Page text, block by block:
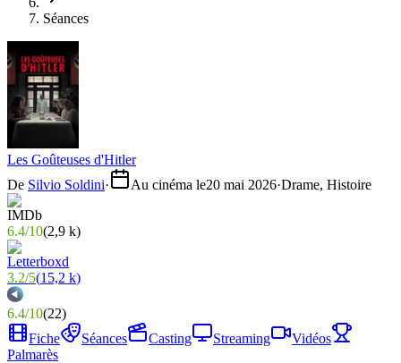
Séances
Les Goûteuses d'Hitler
De Silvio Soldini· Au cinéma le20 mai 2026·Drame, Histoire
6.4/10(2,9 k)
3.2/5(15,2 k)
6.4/10(22)
Fiche
Séances Casting Streaming
Vidéos
Palmarès